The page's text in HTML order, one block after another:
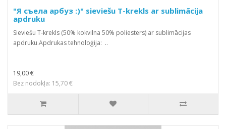
"Я съела арбуз :)" sieviešu T-krekls ar sublimācija
apdruku
Sieviešu T-krekls (50% kokvilna 50% poliesters) ar sublimācijas
apdruku.Apdrukas tehnoloģija: ..
19,00 €
Bez nodokļa: 15,70 €